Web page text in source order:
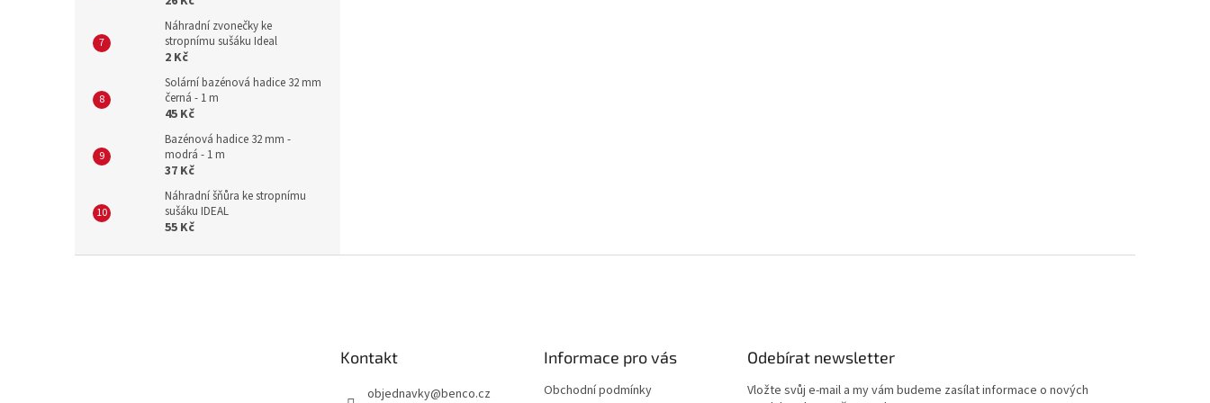
Náhradní zvonečky ke
stropnímu sušáku Ideal
2 Kč
Solární bazénová hadice 32 mm
černá - 1 m
45 Kč
Bazénová hadice 32 mm -
modrá - 1 m
37 Kč
Náhradní šňůra ke stropnímu
sušáku IDEAL
55 Kč
Kontakt
objednavky@benco.cz
Informace pro vás
Obchodní podmínky
Odebírat newsletter
Vložte svůj e-mail a my vám budeme zasílat informace o nových